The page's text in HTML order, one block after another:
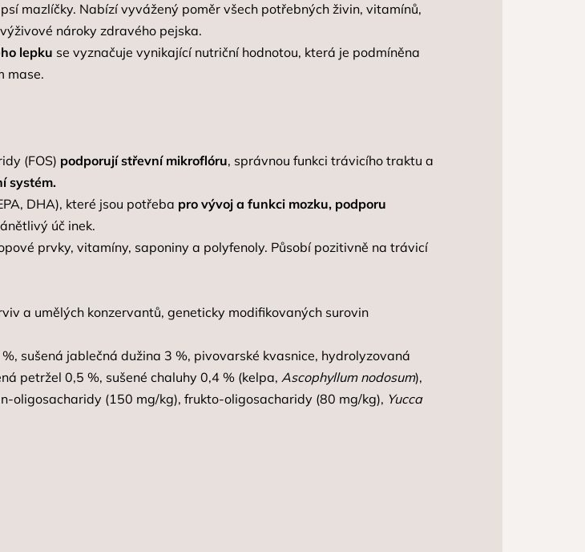
mazlíčky. Nabízí vyvážený poměr všech potřebných živin, vitamínů,
nároky zdravého pejska.
lepku se vyznačuje vynikající nutriční hodnotou, která je podmíněna
mase.
(FOS) podporují střevní mikroflóru, správnou funkci trávicího traktu a
systém.
DHA), které jsou potřeba pro vývoj a funkci mozku, podporu
úč inek.
prvky, vitamíny, saponiny a polyfenoly. Působí pozitivně na trávicí
a umělých konzervantů, geneticky modifikovaných surovin
sušená jablečná dužina 3 %, pivovarské kvasnice, hydrolyzovaná
petržel 0,5 %, sušené chaluhy 0,4 % (kelpa, Ascophyllum nodosum),
oligosacharidy (150 mg/kg), frukto-oligosacharidy (80 mg/kg), Yucca